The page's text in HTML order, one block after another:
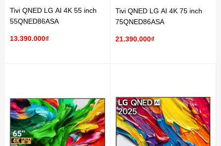
Tivi QNED LG AI 4K 55 inch
55QNED86ASA
13.390.000₫
Tivi QNED LG AI 4K 75 inch
75QNED86ASA
21.390.000₫